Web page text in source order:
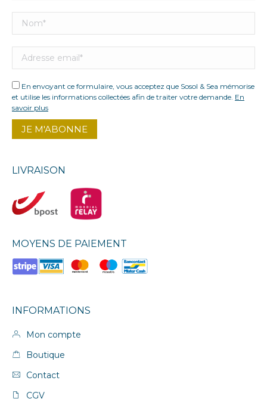
En envoyant ce formulaire, vous acceptez que Sosol & Sea mémorise
et utilise les informations collectées afin de traiter votre demande. En
savoir plus
LIVRAISON
MOYENS DE PAIEMENT
INFORMATIONS
Mon compte
Boutique
Contact
CGV